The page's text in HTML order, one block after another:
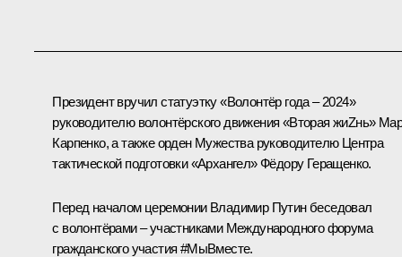
Президент вручил статуэтку «Волонтёр года – 2024»
руководителю волонтёрского движения «Вторая жиZнь»
Карпенко, а также орден Мужества руководителю Центра
тактической подготовки «Архангел» Фёдору Геращенко.
Перед началом церемонии Владимир Путин беседовал
с волонтёрами – участниками Международного форума
гражданского участия #МыВместе.